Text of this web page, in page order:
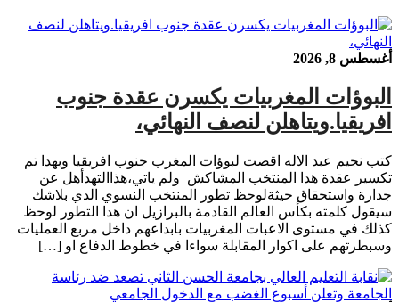
أغسطس 8, 2026
البوؤات المغربيات يكسرن عقدة جنوب
افريقيا.ويتاهلن لنصف النهائي،
كتب نجيم عبد الاله اقصت لبوؤات المغرب جنوب افريقيا وبهدا تم
تكسير عقدة هدا المنتخب المشاكش ولم ياتي،هذاالتهدأهل عن
جدارة واستحقاق حيثةلوحظ تطور المنتخب النسوي الدي بلاشك
سيقول كلمته بكأس العالم القادمة بالبرازيل ان هدا التطور لوحظ
كذلك في مستوى الاعبات المغربيات بابداعهم داخل مربع العمليات
وسبطرتهم على اكوار المقابلة سواءا في خطوط الدفاع او […]